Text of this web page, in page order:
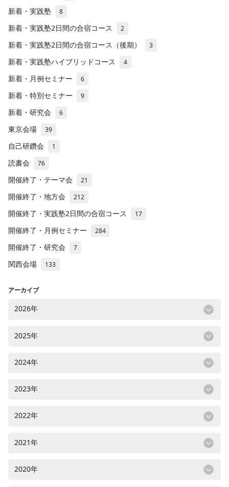
新着・実践塾 8
新着・実践塾2日間の合宿コース 2
新着・実践塾2日間の合宿コース（後期） 3
新着・実践塾ハイブリッドコース 4
新着・月例セミナー 6
新着・特別セミナー 9
新着・研究会 6
東京会場 39
自己研鑽会 1
読書会 76
開催終了・テーマ会 21
開催終了・地方会 212
開催終了・実践塾2日間の合宿コース 17
開催終了・月例セミナー 284
開催終了・研究会 7
関西会場 133
アーカイブ
2026年
2025年
2024年
2023年
2022年
2021年
2020年